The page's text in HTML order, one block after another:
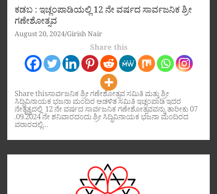
ಕಡಬ : ಇಚ್ಲಂಪಾಡಿಯಲ್ಲಿ 12 ನೇ ವರ್ಷದ ಸಾರ್ವಜನಿಕ ಶ್ರೀ
ಗಣೇಶೋತ್ಸವ
August 20, 2024 Girish Nair
Share this
Share thisಸಾರ್ವಜನಿಕ ಶ್ರೀ ಗಣೇಶೋತ್ಸವ ಸಮಿತಿ ಮತ್ತು ಶ್ರೀ
ಸಿದ್ಧಿವಿನಾಯಕ ಭಜನಾ ಮಂದಿರ ಆಡಳಿತ ಸಮಿತಿ ಇಚ್ಲಂಪಾಡಿ ಇದರ
ನೇತೃತ್ವದಲ್ಲಿ 12 ನೇ ವರ್ಷದ ಸಾರ್ವಜನಿಕ ಗಣೇಶೋತ್ಸವವನ್ನು ತಾರೀಕು 07
.09.2024 ನೇ ಶನಿವಾರದಂದು ಶ್ರೀ ಸಿದ್ಧಿವಿನಾಯಕ ಭಜನಾ ಮಂದಿರದ
ವಠಾರದಲ್ಲಿ…